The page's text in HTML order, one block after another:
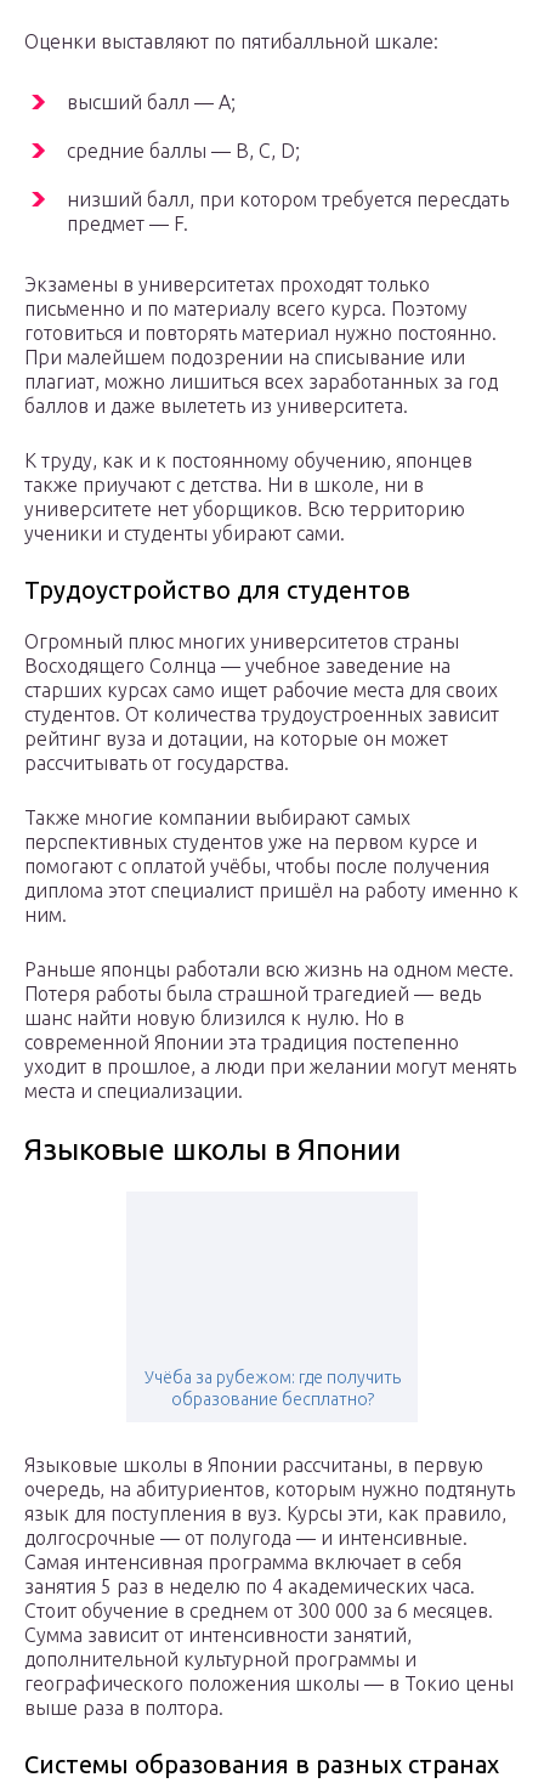
Оценки выставляют по пятибалльной шкале:
высший балл — А;
средние баллы — B, C, D;
низший балл, при котором требуется пересдать
предмет — F.
Экзамены в университетах проходят только
письменно и по материалу всего курса. Поэтому
готовиться и повторять материал нужно постоянно.
При малейшем подозрении на списывание или
плагиат, можно лишиться всех заработанных за год
баллов и даже вылететь из университета.
К труду, как и к постоянному обучению, японцев
также приучают с детства. Ни в школе, ни в
университете нет уборщиков. Всю территорию
ученики и студенты убирают сами.
Трудоустройство для студентов
Огромный плюс многих университетов страны
Восходящего Солнца — учебное заведение на
старших курсах само ищет рабочие места для своих
студентов. От количества трудоустроенных зависит
рейтинг вуза и дотации, на которые он может
рассчитывать от государства.
Также многие компании выбирают самых
перспективных студентов уже на первом курсе и
помогают с оплатой учёбы, чтобы после получения
диплома этот специалист пришёл на работу именно к
ним.
Раньше японцы работали всю жизнь на одном месте.
Потеря работы была страшной трагедией — ведь
шанс найти новую близился к нулю. Но в
современной Японии эта традиция постепенно
уходит в прошлое, а люди при желании могут менять
места и специализации.
Языковые школы в Японии
Учёба за рубежом: где получить
образование бесплатно?
Языковые школы в Японии рассчитаны, в первую
очередь, на абитуриентов, которым нужно подтянуть
язык для поступления в вуз. Курсы эти, как правило,
долгосрочные — от полугода — и интенсивные.
Самая интенсивная программа включает в себя
занятия 5 раз в неделю по 4 академических часа.
Стоит обучение в среднем от 300 000 за 6 месяцев.
Сумма зависит от интенсивности занятий,
дополнительной культурной программы и
географического положения школы — в Токио цены
выше раза в полтора.
Системы образования в разных странах